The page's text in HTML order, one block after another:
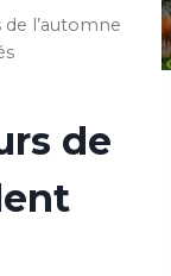
l’automne
de